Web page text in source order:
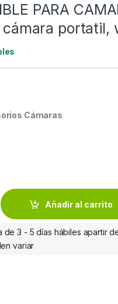
PARA
portatil,
Cámaras
CAMARA PORTATIL
Añadir al carrito
de 3 - 5 días hábiles apartir
variar